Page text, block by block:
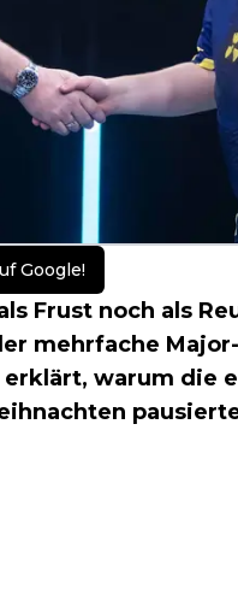
Google!
Frust noch als
mehrfache
warum die